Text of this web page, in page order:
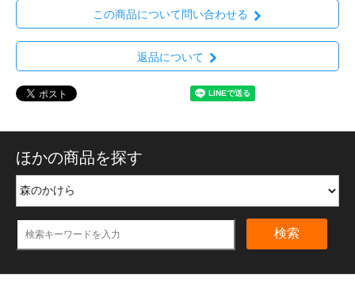
この商品について問い合わせる
返品について
ほかの商品を探す
検索